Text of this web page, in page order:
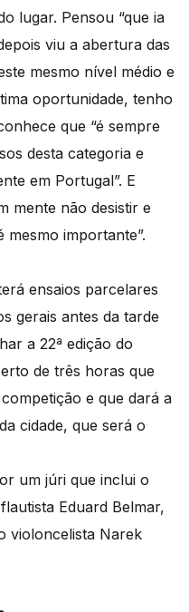
lugar. Pensou “que ia
viu a abertura das
mesmo nível médio e
oportunidade, tenho
que “é sempre
desta categoria e
em Portugal”. E
mente não desistir e
importante”.
ensaios parcelares
gerais antes da tarde
a 22ª edição do
de três horas que
e que dará a
cidade, que será o
um júri que inclui o
Eduard Belmar,
violoncelista Narek